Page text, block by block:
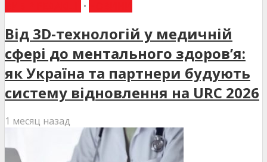
•
Від 3D-технологій у медичній
сфері до ментального здоров’я:
як Україна та партнери будують
систему відновлення на URC 2026
1 месяц назад